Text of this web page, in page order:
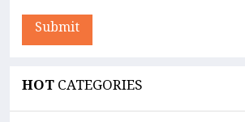
Submit
HOTCATEGORIES